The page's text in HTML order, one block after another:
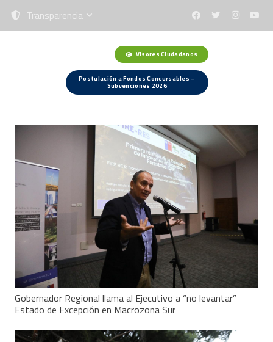
Transparencia
Visores Ciudadanos
Postulación a Fondos Concursables –
Subvenciones 2026
Gobernador Regional llama al Ejecutivo a “no levantar”
Estado de Excepción en Macrozona Sur